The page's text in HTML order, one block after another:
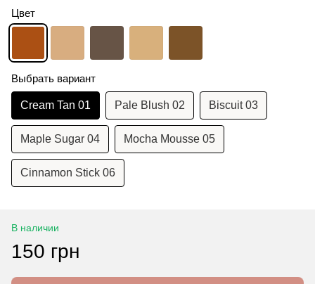
Цвет
Выбрать вариант
Cream Tan 01 Pale Blush 02 Biscuit 03
Maple Sugar 04 Mocha Mousse 05
Cinnamon Stick 06
В наличии
150 грн